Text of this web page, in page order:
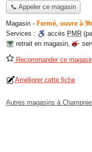
📞 Appeler ce magasin
Magasin - Fermé, ouvre à
Services :
accès PMR
retrait en magasin,
Recommander ce
Améliorer cette fiche
Autres magasins à